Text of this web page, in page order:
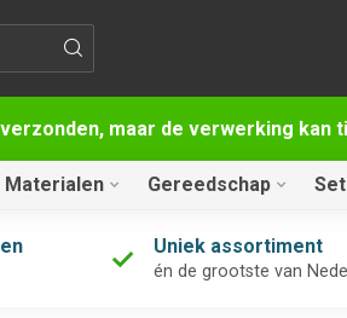
maar de verwerking kan
Materialen Gereedschap
Uniek assortiment
én de grootste van